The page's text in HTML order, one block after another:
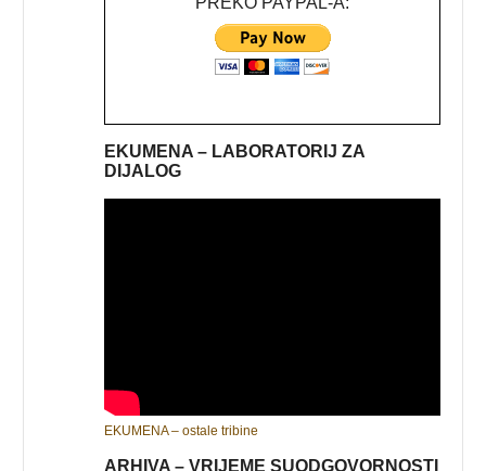
EKUMENA – LABORATORIJ ZA
DIJALOG
EKUMENA – ostale tribine
ARHIVA – VRIJEME SUODGOVORNOSTI